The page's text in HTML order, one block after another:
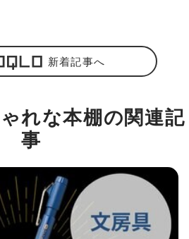
新着記事へ
れな本棚の関連記
事